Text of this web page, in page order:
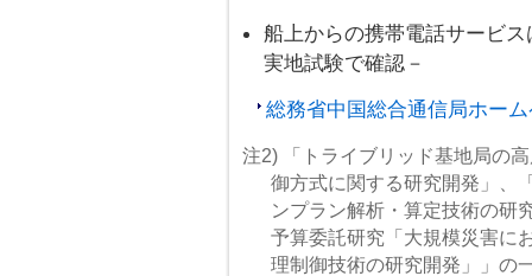
船上からの携帯電話サービ
実地試験で確認－
総務省中国総合通信局ホー
注2) 「トライブリッド基地局の
御方式に関する研究開発」、
ンプラン解析・算定技術の研
予算委託研究「大規模災害に
理制御技術の研究開発」」の